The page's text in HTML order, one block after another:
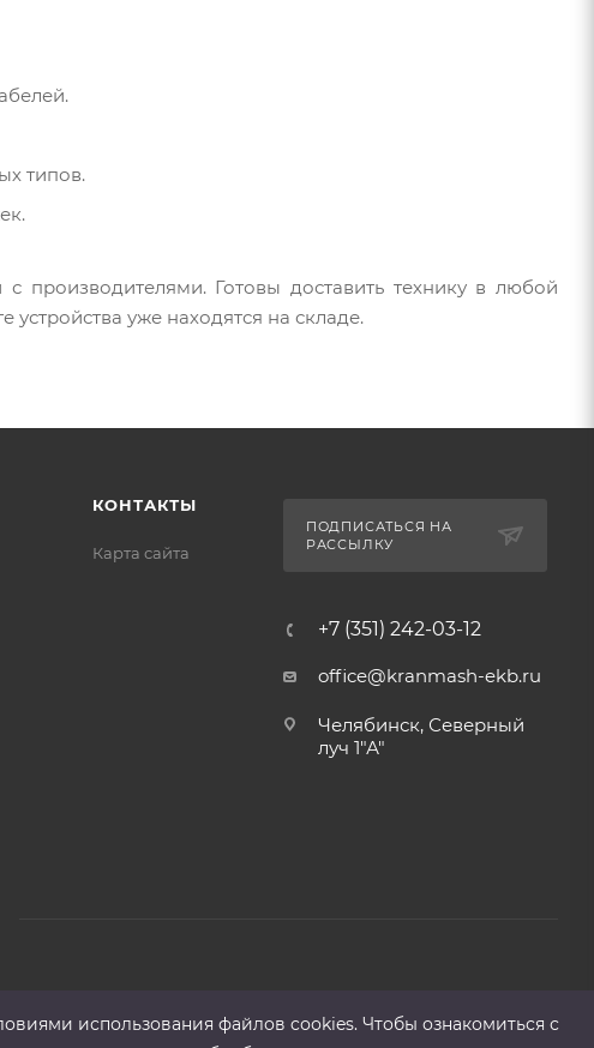
типов.
Готовы доставить технику в любой
уже находятся на складе.
КОНТАКТЫ
Карта сайта
ПОДПИСАТЬСЯ НА
РАССЫЛКУ
+7 (351) 242-03-12
office@kranmash-ekb.ru
Челябинск, Северный
луч 1"А"
использования файлов cооkies. Чтобы ознакомиться с